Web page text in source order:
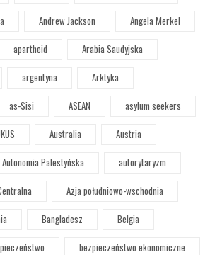
Andrew Jackson
Angela Merkel
apartheid
Arabia Saudyjska
argentyna
Arktyka
as-Sisi ASEAN
asylum seekers
Australia
Austria
Autonomia Palestyńska
autorytaryzm
Azja południowo-wschodnia
Bangladesz
Belgia
bezpieczeństwo ekonomiczne